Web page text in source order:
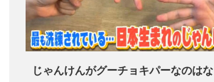
じゃんけんがグーチョキパーなのはな